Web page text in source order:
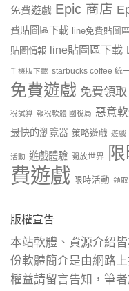
免費遊戲 Epic 商店
費貼圖區下載
line免費貼圖
貼圖情報
line貼圖區下載
手機版下載 starbucks coffee 統
免費遊戲 免費領取
稅試算 報稅軟體 國稅局 惡意
最快的瀏覽器 策略遊戲 遊戲
活動 遊戲體驗 開放世界
費遊戲 限時活動 領取
版權宣告
本站軟體、資源介紹
份軟體簡介是由網路
權益請留言告知，筆